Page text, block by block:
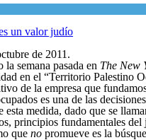
de 2011.
semana pasada en The New
en el “Territorio Palestino
de la empresa que
es una de las
esta medida, dado que se
principios fundamentales del
que no promueve es la